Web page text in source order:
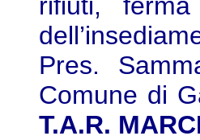
Pres.
Comune di
T.A.R.